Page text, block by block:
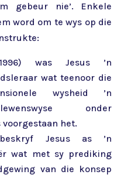
gebeur nie’. Enkele
word om te wys op die
was Jesus ’n
wat teenoor die
wysheid ’n
onder
het.
beskryf Jesus as ’n
wat met sy prediking
van die konsep